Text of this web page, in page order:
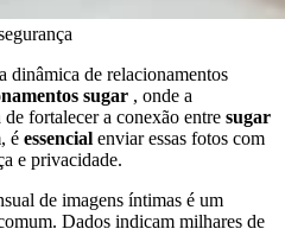
dinâmica de relacionamentos
sugar , onde a
fortalecer a conexão entre sugar
é essencial enviar essas fotos com
e privacidade.
de imagens íntimas é um
Dados indicam milhares de